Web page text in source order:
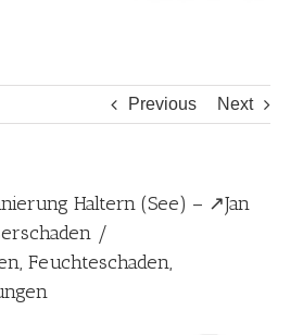
Previous Next
Haltern (See) – ↗️Jan
/
Feuchteschaden,